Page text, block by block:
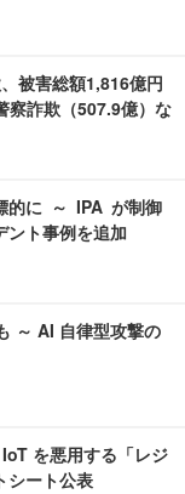
被害総額1,816億円
察詐欺（507.9億）な
的に ～ IPA が制御
ント事例を追加
～ AI 自律型攻撃の
を悪用する「レジ
シート公表